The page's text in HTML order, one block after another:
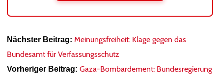
Nächster Beitrag: Meinungsfreiheit: Klage gegen das
Bundesamt für Verfassungsschutz
Vorheriger Beitrag: Gaza-Bombardement: Bundesregierung